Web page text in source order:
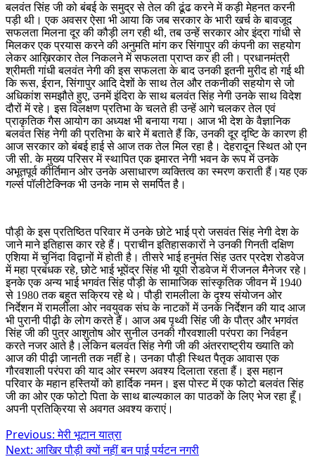
बलवंत सिंह जी को बंबई के समुद्र से तेल की ढूंढ करने में कड़ी मेहनत करनी
पड़ी थी। एक अवसर ऐसा भी आया कि जब सरकार के भारी खर्च के बावजूद
सफलता मिलना दूर की कौड़ी लग रही थी, तब उन्हें सरकार ओर इंद्रा गांधी से
मिलकर एक प्रयास करने की अनुमति मांग कर सिंगापुर की कंपनी का सहयोग
लेकर आख़िरकार तेल निकलने में सफलता प्राप्त कर ही ली। प्रधानमंत्री
श्रीमती गांधी बलवंत नेगी की इस सफलता के बाद उनकी इतनी मुरीद हो गई थी
कि रूस, ईरान, सिंगापुर आदि देशों के साथ तेल और तकनीकी सहयोग से जो
अधिकांश समझौते हुए, उनमें इंदिरा के साथ बलवंत सिंह नेगी उनके साथ विदेश
दौरों में रहे। इस विलक्षण प्रतिभा के चलते ही उन्हें आगे चलकर तेल एवं
प्राकृतिक गैस आयोग का अध्यक्ष भी बनाया गया। आज भी देश के वैज्ञानिक
बलवंत सिंह नेगी की प्रतिभा के बारे में बताते हैं कि, उनकी दूर दृष्टि के कारण ही
आज सरकार को बंबई हाई से आज तक तेल मिल रहा है। देहरादून स्थित ओ एन
जी सी. के मुख्य परिसर में स्थापित एक इमारत नेगी भवन के रूप में उनके
अभूतपूर्व कीर्तिमान ओर उनके असाधारण व्यक्तित्व का स्मरण कराती हैं।यह एक
गर्ल्स पॉलीटेक्निक भी उनके नाम से समर्पित है।
पौड़ी के इस प्रतिष्ठित परिवार में उनके छोटे भाई प्रो जसवंत सिंह नेगी देश के
जाने माने इतिहास कार रहे हैं। प्राचीन इतिहासकारों ने उनकी गिनती दक्षिण
एशिया में चुनिंदा विद्वानों में होती है। तीसरे भाई हनुमंत सिंह उतर प्रदेश रोडवेज
में महा प्रबंधक रहे, छोटे भाई भूपेंद्र सिंह भी यूपी रोडवेज में रीजनल मैनेजर रहे।
इनके एक अन्य भाई भगवंत सिंह पौड़ी के सामाजिक सांस्कृतिक जीवन में 1940
से 1980 तक बहुत सक्रिय रहे थे। पौड़ी रामलीला के दृश्य संयोजन ओर
निर्देशन में रामलीला ओर नवयुवक संघ के नाटकों में उनके निर्देशन की याद आज
भी पुरानी पीढ़ी के लोग करते हैं। आज अब पृथ्वी सिंह जी के पौत्र और भगवंत
सिंह जी की पुत्र आशुतोष ओर सुनील उनकी गौरवशाली परंपरा का निर्वहन
करते नजर आते है।लेकिन बलवंत सिंह नेगी जी की अंतरराष्ट्रीय ख्याति को
आज की पीढ़ी जानती तक नहीं हे। उनका पौड़ी स्थित पैतृक आवास एक
गौरवशाली परंपरा की याद ओर स्मरण अवश्य दिलाता रहता हैं। इस महान
परिवार के महान हस्तियों को हार्दिक नमन। इस पोस्ट में एक फोटो बलवंत सिंह
जी का ओर एक फोटो पिता के साथ बाल्यकाल का पाठकों के लिए भेज रहा हूँ।
अपनी प्रतिक्रिया से अवगत अवश्य कराएं।
Post
navigation
Previous:मेरी भूटान यात्रा
Next: आखिर पौड़ी क्यों नहीं बन पाई पर्यटन नगरी